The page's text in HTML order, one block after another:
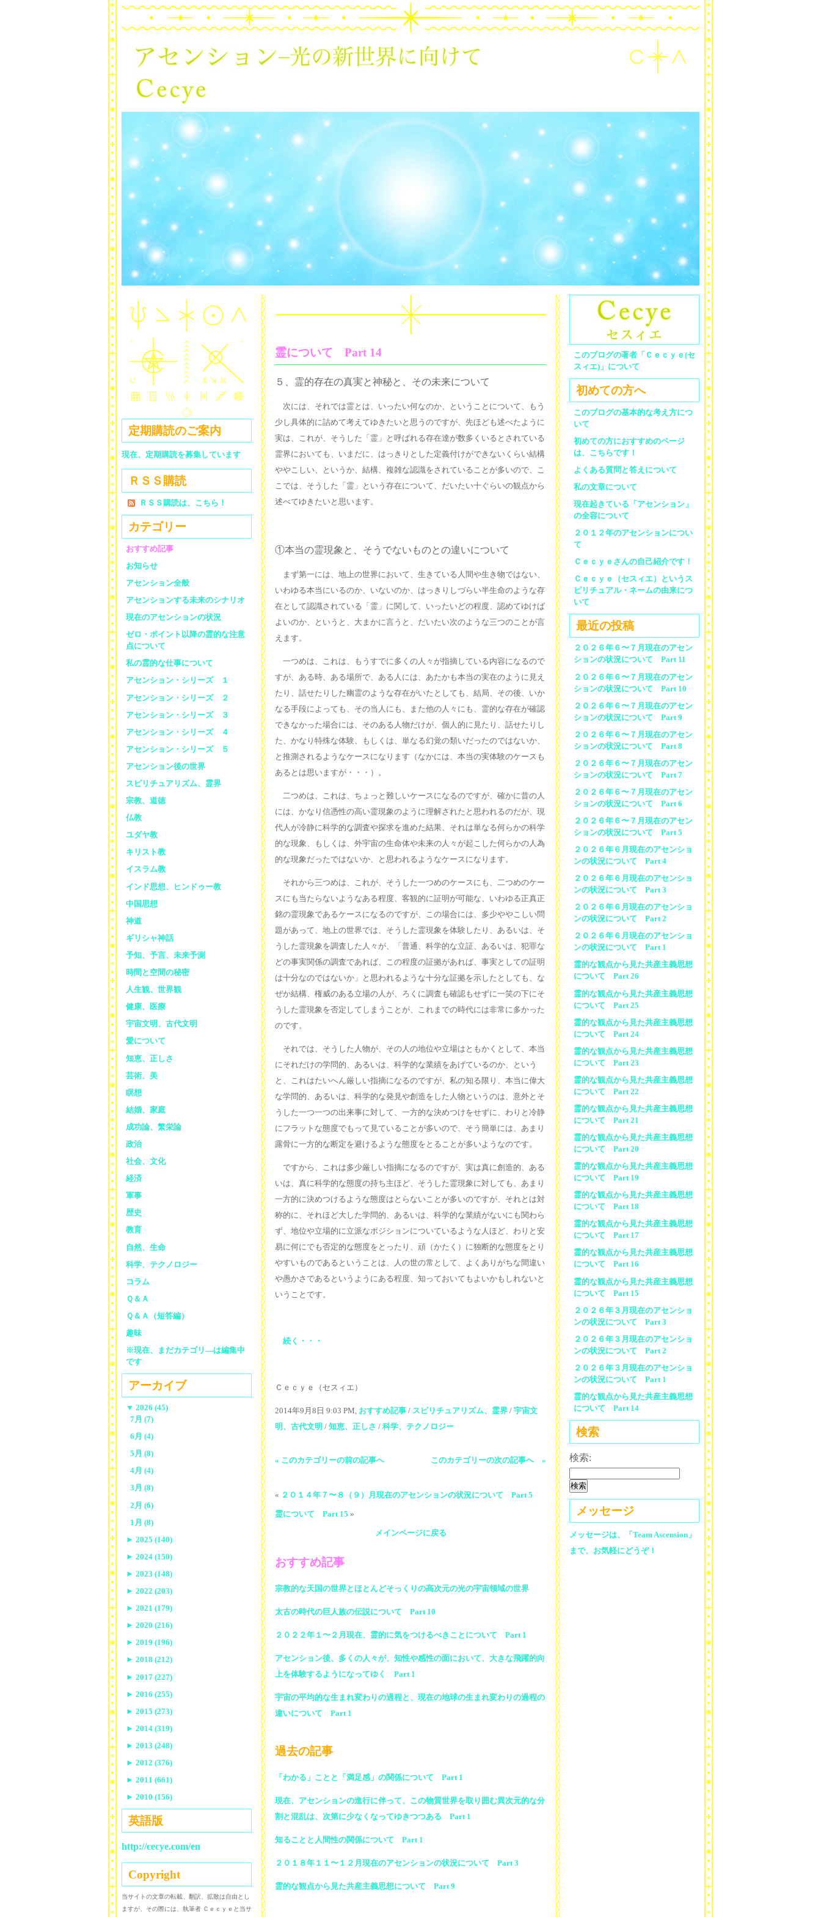
霊について Part 14
５、霊的存在の真実と神秘と 、その未来について
次には、それでは霊とは、いったい何なのか、ということについて、もう
少し具体的に詰めて考えてゆきたいと思うのですが、先ほども述べたように
実は、これが、そうした「霊」と呼ばれる存在達が数多くいるとされている
霊界においても、いまだに、はっきりとした定義付けができないくらい結構
ややこしい、というか、結構、複雑な認識をされていることが多いので、こ
こでは、そうした「霊」という存在について、だいたい十ぐらいの観点から
述べてゆきたいと思います。
①本当の霊現象と、そうでないものとの違いについて
まず第一には、地上の世界において、生きている人間や生き物ではない、
いわゆる本当にいるのか、いないのか、はっきりしづらい半生命のような存
在として認識されている「霊」に関して、いったいどの程度、認めてゆけば
よいのか、というと、大まかに言うと、だいたい次のような三つのことが言
えます。
一つめは、これは、もうすでに多くの人々が指摘している内容になるので
すが、ある時、ある場所で、ある人には、あたかも本当の実在のように見え
たり、話せたりした幽霊のような存在がいたとしても、結局、その後、いか
なる手段によっても、その当人にも、また他の人々にも、霊的な存在が確認
できなかった場合には、そのある人物だけが、個人的に見たり、話せたりし
た、かなり特殊な体験、もしくは、単なる幻覚の類いだったのではないか、
と推測されるようなケースになります（なかには、本当の実体験のケースも
あるとは思いますが・・・）。
二つめは、これは、ちょっと難しいケースになるのですが、確かに昔の人
には、かなり信憑性の高い霊現象のように理解されたと思われるのだが、現
代人が冷静に科学的な調査や探求を進めた結果、それは単なる何らかの科学
的な現象、もしくは、外宇宙の生命体や未来の人々が起こした何らかの人為
的な現象だったではないか、と思われるようなケースになります。
それから三つめは、これが、そうした一つめのケースにも、二つめのケー
スにも当たらないようなある程度、客観的に証明が可能な、いわゆる正真正
銘の霊現象であるケースになるのですが、この場合には、多少ややこしい問
題があって、地上の世界では、そうした霊現象を体験したり、あるいは、そ
うした霊現象を調査した人々が、「普通、科学的な立証、あるいは、犯罪な
どの事実関係の調査であれば、この程度の証拠があれば、事実としての証明
は十分なのではないか」と思われるような十分な証拠を示したとしても、な
ぜか結構、権威のある立場の人が、ろくに調査も確認もせずに一笑の下にそ
うした霊現象を否定してしまうことが、これまでの時代には非常に多かった
のです。
それでは、そうした人物が、その人の地位や立場はともかくとして、本当
にそれだけの学問的、あるいは、科学的な業績をあげているのか、という
と、これはたいへん厳しい指摘になるのですが、私の知る限り、本当に偉大
な学問的、あるいは、科学的な発見や創造をした人物というのは、意外とそ
うした一つ一つの出来事に対して、一方的な決めつけをせずに、わりと冷静
にフラットな態度でもって見ていることが多いので、そう簡単には、あまり
露骨に一方的な断定を避けるような態度をとることが多いようなのです。
ですから、これは多少厳しい指摘になるのですが、実は真に創造的、ある
いは、真に科学的な態度の持ち主ほど、そうした霊現象に対しても、あまり
一方的に決めつけるような態度はとらないことが多いのですが、それとは対
称的に、それほど大した学問的、あるいは、科学的な業績がないにも関わら
ず、地位や立場的に立派なポジションについているような人ほど、わりと安
易に何にでも否定的な態度をとったり、頑（かたく）に独断的な態度をとり
やすいものであるということは、人の世の常として、よくありがちな間違い
や愚かさであるというようにある程度、知っておいてもよいかもしれないと
いうことです。
続く・・・
Ｃｅｃｙｅ（セスィエ）
2014年9月8日 9:03 PM, おすすめ記事 / スピリチュアリズム、霊界 / 宇宙文
明、古代文明 / 知恵、正しさ / 科学、テクノロジー
« このカテゴリーの前の記事へ このカテゴリーの次の記事へ »
« ２０１４年７〜８（９）月現在のアセンションの状況について Part 5
霊について Part 15 »
メインページに戻る
おすすめ記事
宗教的な天国の世界とほとんどそっくりの高次元の光の宇宙領域の世界
太古の時代の巨人族の伝説について Part 10
２０２２年１〜２月現在、霊的に気をつけるべきことについて Part 1
アセンション後、多くの人々が、知性や感性の面において、大きな飛躍的向
上を体験するようになってゆく Part 1
宇宙の平均的な生まれ変わりの過程と、現在の地球の生まれ変わりの過程の
違いについて Part 1
過去の記事
「わかる」ことと「満足感」の関係について Part 1
現在、アセンションの進行に伴って、この物質世界を取り囲む異次元的な分
割と混乱は、次第に少なくなってゆきつつある Part 1
知ることと人間性の関係について Part 1
２０１８年１１〜１２月現在のアセンションの状況について Part 3
霊的な観点から見た共産主義思想について Part 9
このブログの著者「Ｃｅｃｙｅ(セ
スィエ)」について
初めての方へ
このブログの基本的な考え方につ
いて
初めての方におすすめのページ
は、こちらです！
よくある質問と答えについて
私の文章について
現在起きている「アセンション」
の全容について
２０１２年のアセンションについ
て
Ｃｅｃｙｅさんの自己紹介です！
Ｃｅｃｙｅ（セスィエ）というス
ピリチュアル・ネームの由来につ
いて
最近の投稿
２０２６年６〜７月現在のアセン
ションの状況について Part 11
２０２６年６〜７月現在のアセン
ションの状況について Part 10
２０２６年６〜７月現在のアセン
ションの状況について Part 9
２０２６年６〜７月現在のアセン
ションの状況について Part 8
２０２６年６〜７月現在のアセン
ションの状況について Part 7
２０２６年６〜７月現在のアセン
ションの状況について Part 6
２０２６年６〜７月現在のアセン
ションの状況について Part 5
２０２６年６月現在のアセンショ
ンの状況について Part 4
２０２６年６月現在のアセンショ
ンの状況について Part 3
２０２６年６月現在のアセンショ
ンの状況について Part 2
２０２６年６月現在のアセンショ
ンの状況について Part 1
霊的な観点から見た共産主義思想
について Part 26
霊的な観点から見た共産主義思想
について Part 25
霊的な観点から見た共産主義思想
について Part 24
霊的な観点から見た共産主義思想
について Part 23
霊的な観点から見た共産主義思想
について Part 22
霊的な観点から見た共産主義思想
について Part 21
霊的な観点から見た共産主義思想
について Part 20
霊的な観点から見た共産主義思想
について Part 19
霊的な観点から見た共産主義思想
について Part 18
霊的な観点から見た共産主義思想
について Part 17
霊的な観点から見た共産主義思想
について Part 16
霊的な観点から見た共産主義思想
について Part 15
２０２６年３月現在のアセンショ
ンの状況について Part 3
２０２６年３月現在のアセンショ
ンの状況について Part 2
２０２６年３月現在のアセンショ
ンの状況について Part 1
霊的な観点から見た共産主義思想
について Part 14
検索
検索:
メッセージ
メッセージは、「Team Ascension」
まで、お気軽にどうぞ！
定期購読のご案内
現在、定期購読を募集しています
ＲＳＳ購読
ＲＳＳ購読は、こちら！
カテゴリー
おすすめ記事
お知らせ
アセンション全般
アセンションする未来のシナリオ
現在のアセンションの状況
ゼロ・ポイント以降の霊的な注意
点について
私の霊的な仕事について
アセンション・シリーズ １
アセンション・シリーズ ２
アセンション・シリーズ ３
アセンション・シリーズ ４
アセンション・シリーズ ５
アセンション後の世界
スピリチュアリズム、霊界
宗教、道徳
仏教
ユダヤ教
キリスト教
イスラム教
インド思想、ヒンドゥー教
中国思想
神道
ギリシャ神話
予知、予言、未来予測
時間と空間の秘密
人生観、世界観
健康、医療
宇宙文明、古代文明
愛について
知恵、正しさ
芸術、美
瞑想
結婚、家庭
成功論、繁栄論
政治
社会、文化
経済
軍事
歴史
教育
自然、生命
科学、テクノロジー
コラム
Ｑ＆Ａ
Ｑ＆Ａ（短答編）
趣味
※現在、まだカテゴリ—は編集中
です
アーカイブ
▼ 2026 (45)
7月 (7)
6月 (4)
5月 (8)
4月 (4)
3月 (8)
2月 (6)
1月 (8)
► 2025 (140)
► 2024 (150)
► 2023 (148)
► 2022 (203)
► 2021 (179)
► 2020 (216)
► 2019 (196)
► 2018 (212)
► 2017 (227)
► 2016 (255)
► 2015 (273)
► 2014 (319)
► 2013 (248)
► 2012 (376)
► 2011 (661)
► 2010 (156)
英語版
http://cecye.com/en
Copyright
当サイトの文章の転載、翻訳、拡散は自由とし
ますが、その際には、執筆者 Ｃｅｃｙｅと当サ